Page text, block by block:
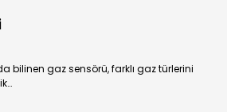
bilinen gaz sensörü, farklı gaz türlerini